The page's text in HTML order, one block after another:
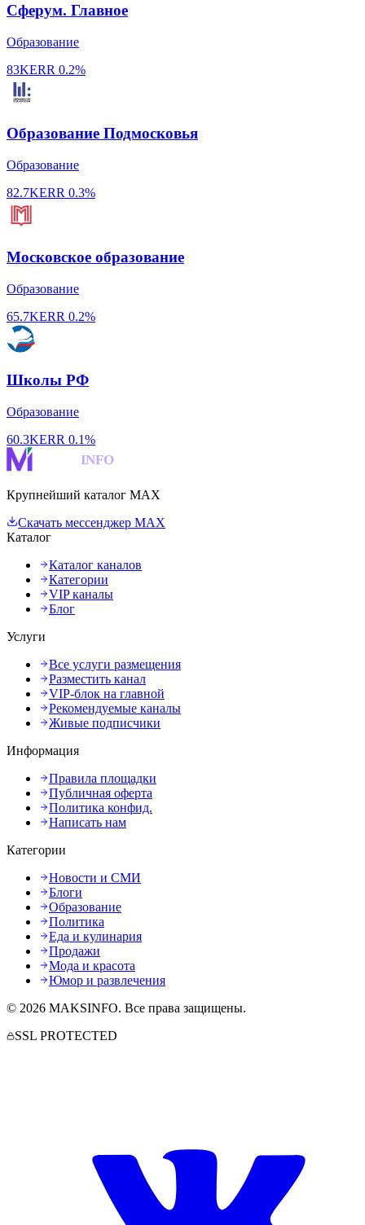
Сферум. Главное
Образование
83KERR 0.2%
Образование Подмосковья
Образование
82.7KERR 0.3%
Московское образование
Образование
65.7KERR 0.2%
Школы РФ
Образование
60.3KERR 0.1%
INFO
Крупнейший каталог MAX
Скачать мессенджер MAX
Каталог
Каталог каналов
Категории
VIP каналы
Блог
Услуги
Все услуги размещения
Разместить канал
VIP-блок на главной
Рекомендуемые каналы
Живые подписчики
Информация
Правила площадки
Публичная оферта
Политика конфид.
Написать нам
Категории
Новости и СМИ
Блоги
Образование
Политика
Еда и кулинария
Продажи
Мода и красота
Юмор и развлечения
© 2026 MAKSINFO. Все права защищены.
SSL PROTECTED